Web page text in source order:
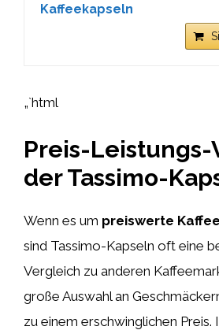
Kaffeekapseln
„`html
Preis-
der Tassimo-
Wenn es um preiswerte
sind Tassimo-Kapseln oft eine
Vergleich zu anderen
große Auswahl an
zu einem erschwinglichen Preis.